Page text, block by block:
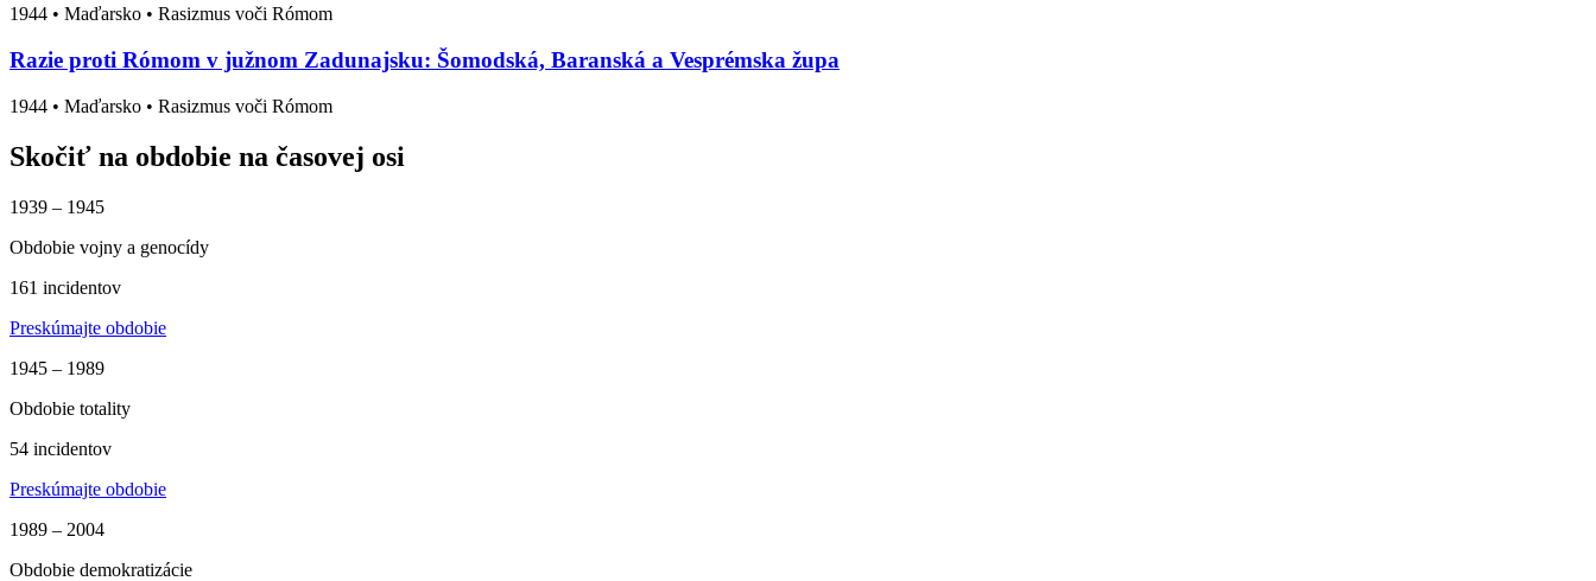
1944 • Maďarsko • Rasizmus voči Rómom
Razie proti Rómom v južnom Zadunajsku: Šomodská, Baranská a Vesprémska župa
1944 • Maďarsko • Rasizmus voči Rómom
Skočiť na obdobie na časovej osi
1939 – 1945
Obdobie vojny a genocídy
161 incidentov
Preskúmajte obdobie
1945 – 1989
Obdobie totality
54 incidentov
Preskúmajte obdobie
1989 – 2004
Obdobie demokratizácie